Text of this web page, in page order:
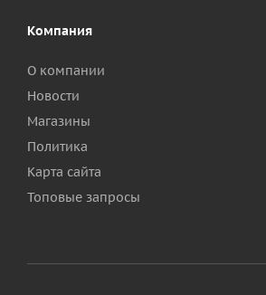
Компания
О компании
Новости
Магазины
Политика
Карта сайта
Топовые запросы